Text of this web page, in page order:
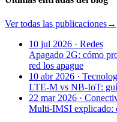
Ver todas las publicaciones→
10 jul 2026 · Redes
Apagado 2G: cómo
red los apague
10 abr 2026 ·
LTE-M vs NB-IoT:
22 mar 2026 ·
Multi-IMSI explicado: